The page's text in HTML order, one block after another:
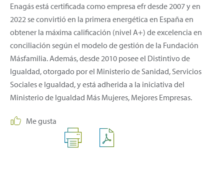
Enagás está certificada como empresa efr desde 2007 y en
2022 se convirtió en la primera energética en España en
obtener la máxima calificación (nivel A+) de excelencia en
conciliación según el modelo de gestión de la Fundación
Másfamilia. Además, desde 2010 posee el Distintivo de
Igualdad, otorgado por el Ministerio de Sanidad, Servicios
Sociales e Igualdad, y está adherida a la iniciativa del
Ministerio de Igualdad Más Mujeres, Mejores Empresas.
Me gusta